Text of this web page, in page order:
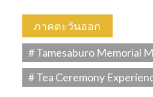
ภาคตะวันออก
# Tamesaburo Memorial
# Tea Ceremony